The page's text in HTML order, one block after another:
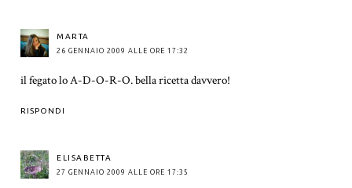
MARTA
26 GENNAIO 2009 ALLE ORE 17:32
il fegato lo A-D-O-R-O. bella ricetta davvero!
RISPONDI
ELISABETTA
27 GENNAIO 2009 ALLE ORE 17:35